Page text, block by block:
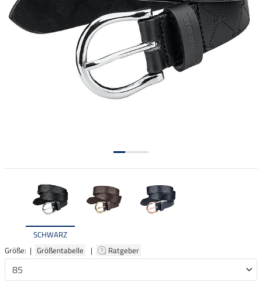
SCHWARZ
Größe: | Größentabelle | Ratgeber